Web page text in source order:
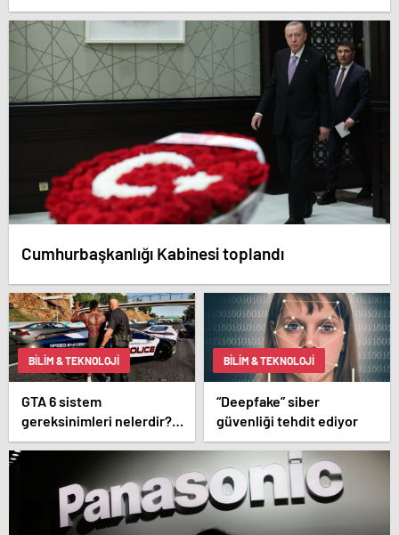
Cumhurbaşkanlığı Kabinesi toplandı
BILIM & TEKNOLOJI
GTA 6 sistem
gereksinimleri nelerdir?
GTA 6 kaç GB boş alan
BILIM & TEKNOLOJI
“Deepfake” siber
güvenliği tehdit ediyor